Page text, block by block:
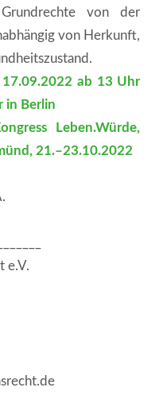
von der
von Herkunft,
17.09.2022 ab 13 Uhr
in Berlin
Leben.Würde,
21.–23.10.2022
e.V.